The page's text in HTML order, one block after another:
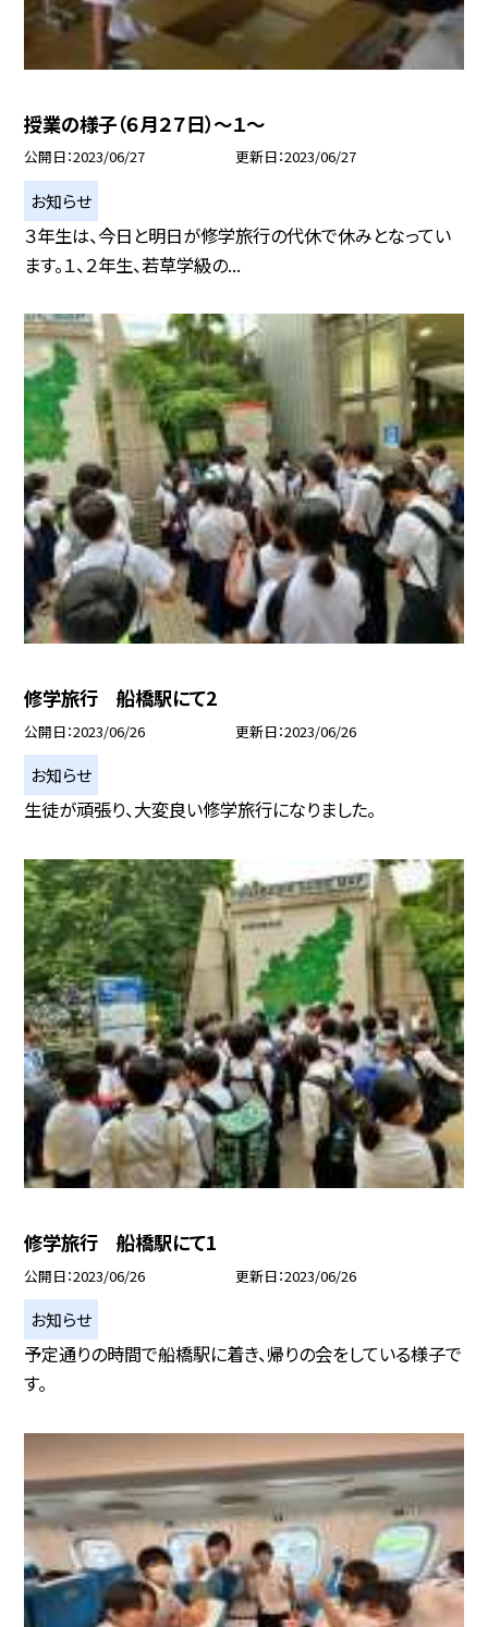
授業の様子（６月２７日）〜１〜
公開日 2023/06/27 更新日 2023/06/27
お知らせ
３年生は、今日と明日が修学旅行の代休で休みとなってい
ます。１、２年生、若草学級の...
修学旅行 船橋駅にて2
公開日 2023/06/26 更新日 2023/06/26
お知らせ
生徒が頑張り、大変良い修学旅行になりました。
修学旅行 船橋駅にて1
公開日 2023/06/26 更新日 2023/06/26
お知らせ
予定通りの時間で船橋駅に着き、帰りの会をしている様子で
す。